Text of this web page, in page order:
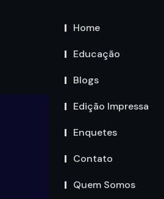
Home
Educação
Blogs
Edição Impressa
Enquetes
Contato
Quem Somos